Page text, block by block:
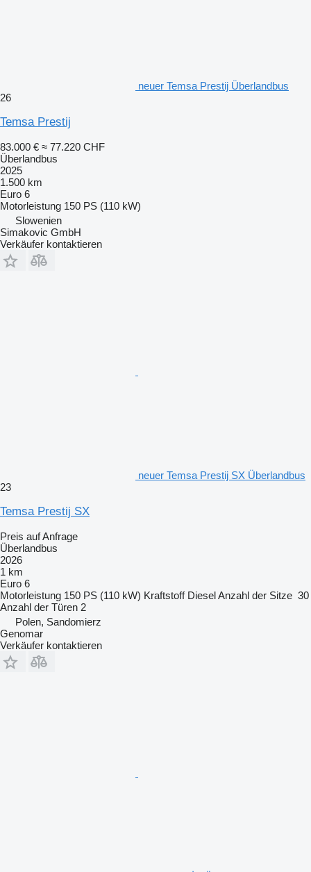
neuer Temsa Prestij Überlandbus
26
Temsa Prestij
83.000 € ≈ 77.220 CHF
Überlandbus
2025
1.500 km
Euro 6
Motorleistung 150 PS (110 kW)
Slowenien
Simakovic GmbH
Verkäufer kontaktieren
neuer Temsa Prestij SX Überlandbus
23
Temsa Prestij SX
Preis auf Anfrage
Überlandbus
2026
1 km
Euro 6
Motorleistung 150 PS (110 kW) Kraftstoff DieselAnzahl der Sitze 30
Anzahl der Türen 2
Polen, Sandomierz
Genomar
Verkäufer kontaktieren